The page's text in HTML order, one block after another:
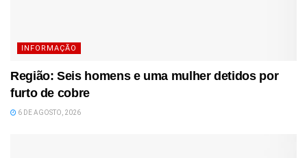
INFORMAÇÃO
Região: Seis homens e uma mulher detidos por
furto de cobre
6 DE AGOSTO, 2026